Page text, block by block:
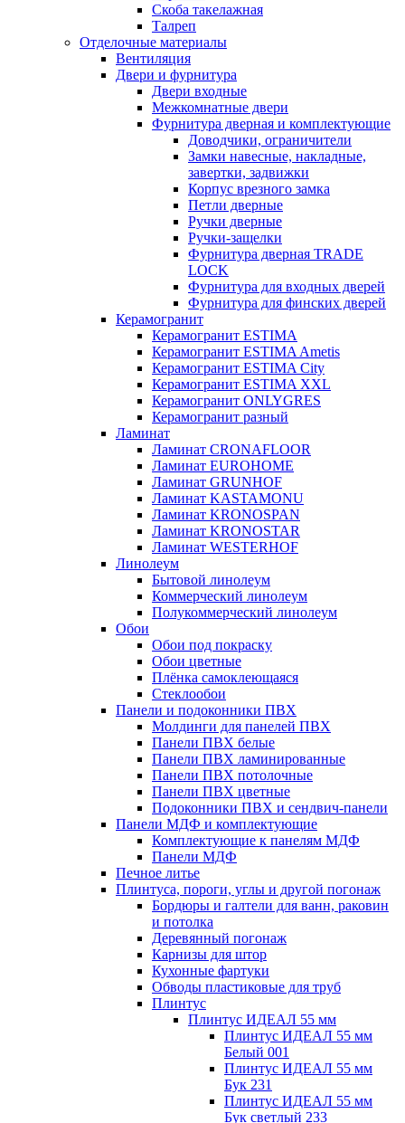
Скоба такелажная
Талреп
Отделочные материалы
Вентиляция
Двери и фурнитура
Двери входные
Межкомнатные двери
Фурнитура дверная и комплектующие
Доводчики, ограничители
Замки навесные, накладные,
завертки, задвижки
Корпус врезного замка
Петли дверные
Ручки дверные
Ручки-защелки
Фурнитура дверная TRADE
LOCK
Фурнитура для входных дверей
Фурнитура для финских дверей
Керамогранит
Керамогранит ESTIMA
Керамогранит ESTIMA Ametis
Керамогранит ESTIMA City
Керамогранит ESTIMA XXL
Керамогранит ONLYGRES
Керамогранит разный
Ламинат
Ламинат CRONAFLOOR
Ламинат EUROHOME
Ламинат GRUNHOF
Ламинат KASTAMONU
Ламинат KRONOSPAN
Ламинат KRONOSTAR
Ламинат WESTERHOF
Линолеум
Бытовой линолеум
Коммерческий линолеум
Полукоммерческий линолеум
Обои
Обои под покраску
Обои цветные
Плёнка самоклеющаяся
Стеклообои
Панели и подоконники ПВХ
Молдинги для панелей ПВХ
Панели ПВХ белые
Панели ПВХ ламинированные
Панели ПВХ потолочные
Панели ПВХ цветные
Подоконники ПВХ и сендвич-панели
Панели МДФ и комплектующие
Комплектующие к панелям МДФ
Панели МДФ
Печное литье
Плинтуса, пороги, углы и другой погонаж
Бордюры и галтели для ванн, раковин
и потолка
Деревянный погонаж
Карнизы для штор
Кухонные фартуки
Обводы пластиковые для труб
Плинтус
Плинтус ИДЕАЛ 55 мм
Плинтус ИДЕАЛ 55 мм
Белый 001
Плинтус ИДЕАЛ 55 мм
Бук 231
Плинтус ИДЕАЛ 55 мм
Бук светлый 233